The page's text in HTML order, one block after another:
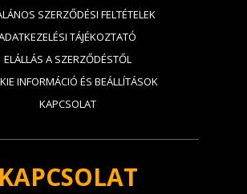
SZERZŐDÉSI FELTÉTELEK
TÁJÉKOZTATÓ
ELÁLLÁS A SZERZŐDÉSTŐL
INFORMÁCIÓ ÉS BEÁLLÍTÁSOK
KAPCSOLAT
KAPCSOLAT